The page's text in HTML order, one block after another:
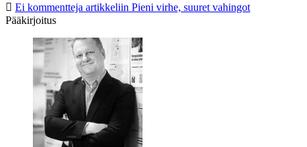
Ei kommentteja artikkeliin Pieni virhe, suuret vahingot
Pääkirjoitus